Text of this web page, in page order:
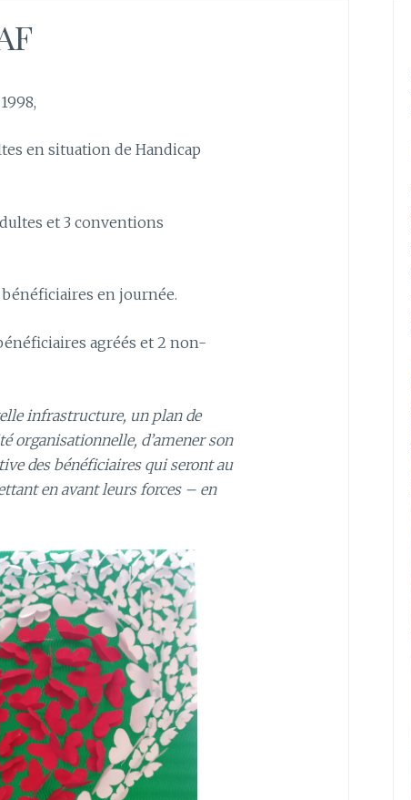
en situation de Handicap
et 3 conventions
en journée.
agréés et 2 non-
infrastructure, un plan de
organisationnelle, d’amener son
des bénéficiaires qui seront au
en avant leurs forces – en